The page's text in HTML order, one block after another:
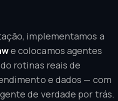
implementamos a
e colocamos agentes
rotinas reais de
e dados — com
de verdade por trás.